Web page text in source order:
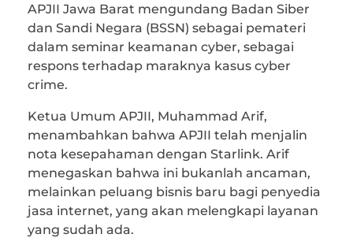
APJII Jawa Barat mengundang Badan Siber
dan Sandi Negara (BSSN) sebagai pemateri
dalam seminar keamanan cyber, sebagai
respons terhadap maraknya kasus cyber
crime.
Ketua Umum APJII, Muhammad Arif,
menambahkan bahwa APJII telah menjalin
nota kesepahaman dengan Starlink. Arif
menegaskan bahwa ini bukanlah ancaman,
melainkan peluang bisnis baru bagi penyedia
jasa internet, yang akan melengkapi layanan
yang sudah ada.